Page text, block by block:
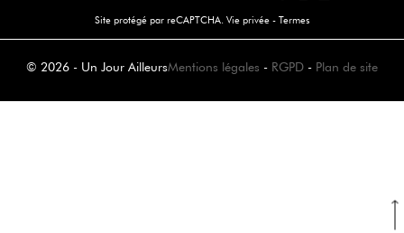
Site protégé par reCAPTCHA. Vie privée - Termes
© 2026 - Un Jour AilleursMentions légales - RGPD - Plan de site